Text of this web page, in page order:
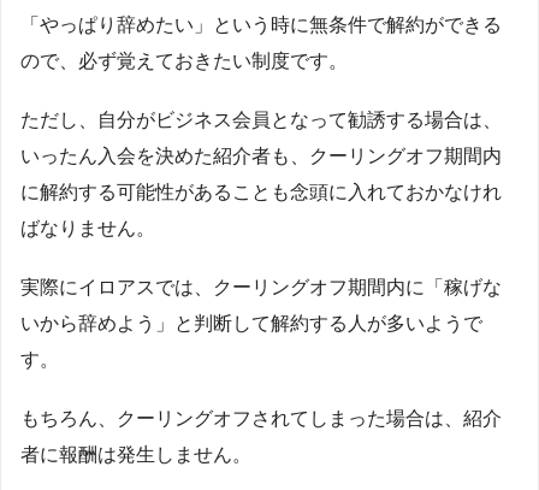
「やっぱり辞めたい」という時に無条件で解約ができる
ので、必ず覚えておきたい制度です。
ただし、自分がビジネス会員となって勧誘する場合は、
いったん入会を決めた紹介者も、クーリングオフ期間内
に解約する可能性があることも念頭に入れておかなけれ
ばなりません。
実際にイロアスでは、クーリングオフ期間内に「稼げな
いから辞めよう」と判断して解約する人が多いようで
す。
もちろん、クーリングオフされてしまった場合は、紹介
者に報酬は発生しません。